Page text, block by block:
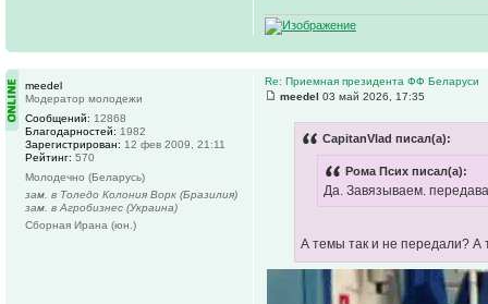
Re: Приемная президента ФФ Беларуси
meedel 03 май 2026, 17:35
CapitanVlad писал(а):
Рома Псих писал(а):
Да. Завязываем.
А темы так и не передали? А
meedel
Модератор молодежи
Сообщений: 12868
Благодарностей: 1982
Зарегистрирован: 12 фев 2009, 21:11
Рейтинг: 570
Молодечно (Беларусь)
зам. в Толедо Колония Ворк (Бразилия)
зам. в Агробизнес (Украина)
Сборная Ирана (юн.)